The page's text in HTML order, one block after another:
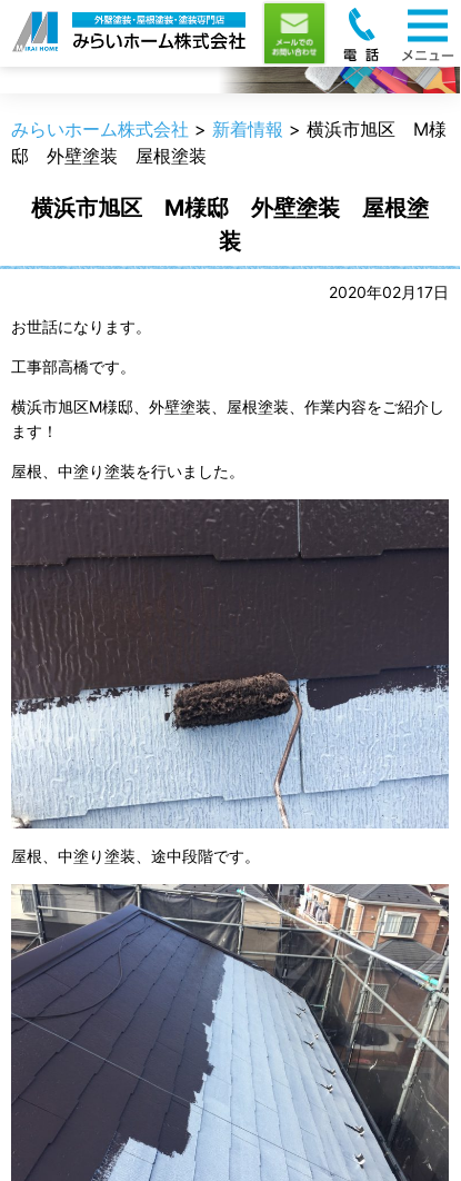
新着情報
みらいホーム株式会社 > 新着情報 > 横浜市旭区 M様
邸 外壁塗装 屋根塗装
横浜市旭区 M様邸 外壁塗装 屋根塗
装
2020年02月17日
お世話になります。
工事部高橋です。
横浜市旭区M様邸、外壁塗装、屋根塗装、作業内容をご紹介し
ます！
屋根、中塗り塗装を行いました。
屋根、中塗り塗装、途中段階です。